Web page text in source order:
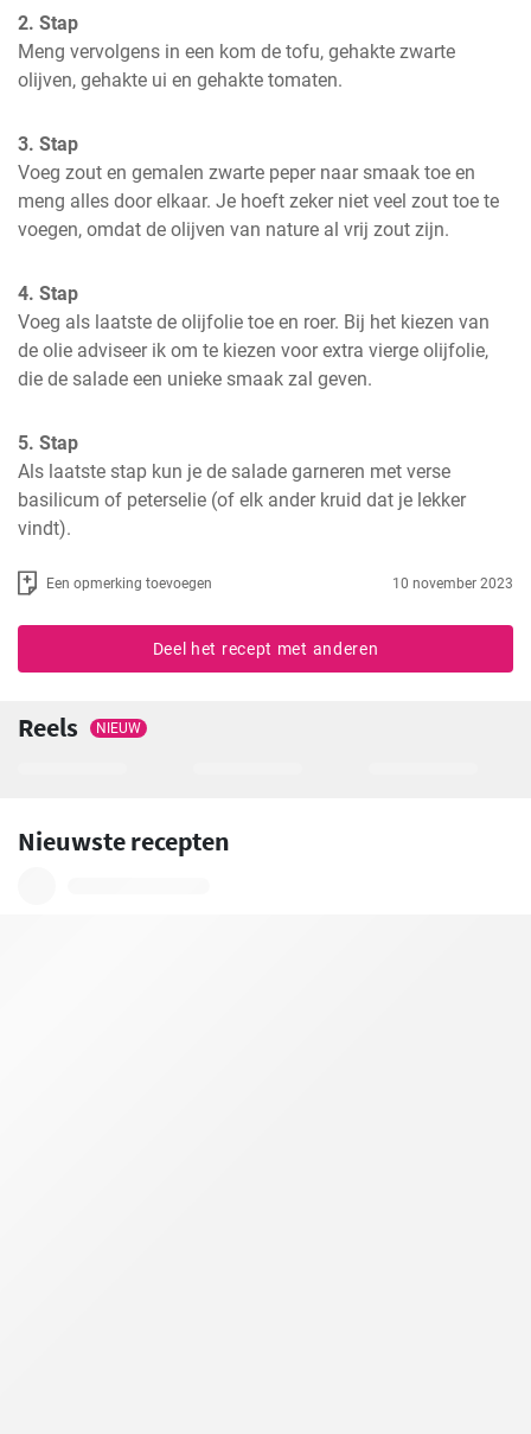
2. Stap
Meng vervolgens in een kom de tofu, gehakte zwarte
olijven, gehakte ui en gehakte tomaten.
3. Stap
Voeg zout en gemalen zwarte peper naar smaak toe en
meng alles door elkaar. Je hoeft zeker niet veel zout toe te
voegen, omdat de olijven van nature al vrij zout zijn.
4. Stap
Voeg als laatste de olijfolie toe en roer. Bij het kiezen van
de olie adviseer ik om te kiezen voor extra vierge olijfolie,
die de salade een unieke smaak zal geven.
5. Stap
Als laatste stap kun je de salade garneren met verse
basilicum of peterselie (of elk ander kruid dat je lekker
vindt).
Een opmerking toevoegen 10 november 2023
Deel het recept met anderen
Reels NIEUW
Nieuwste recepten